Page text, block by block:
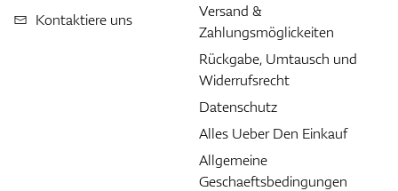
Kontaktiere uns
Versand &
Zahlungsmöglickeiten
Rückgabe, Umtausch und
Widerrufsrecht
Datenschutz
Alles Ueber Den Einkauf
Allgemeine
Geschaeftsbedingungen